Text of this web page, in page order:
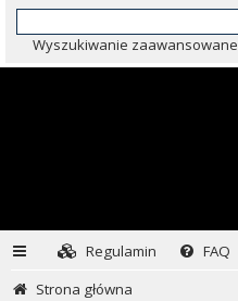
Wyszukiwanie zaawansowane
Regulamin
FAQ
Strona główna